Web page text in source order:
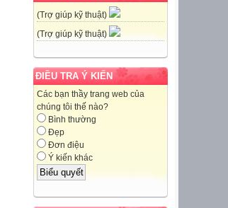
(Trợ giúp kỹ thuật)
(Trợ giúp kỹ thuật)
ĐIỀU TRA Ý KIẾN
Các bạn thầy trang web của
chúng tôi thế nào?
Bình thường
Đẹp
Đơn điệu
Ý kiến khác